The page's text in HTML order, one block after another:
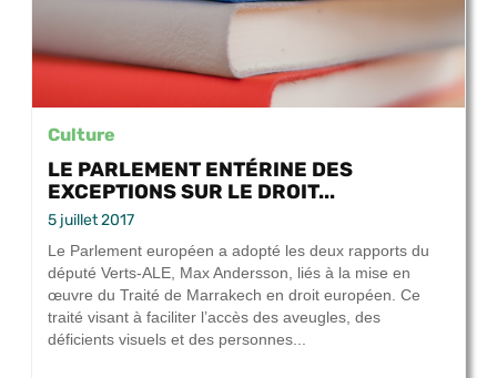
Culture
LE PARLEMENT ENTÉRINE DES
EXCEPTIONS SUR LE DROIT...
5 juillet 2017
Le Parlement européen a adopté les deux rapports du
député Verts-ALE, Max Andersson, liés à la mise en
œuvre du Traité de Marrakech en droit européen. Ce
traité visant à faciliter l’accès des aveugles, des
déficients visuels et des personnes...